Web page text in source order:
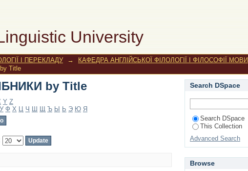
University
by Title
І ПЕРЕКЛАДУ → КАФЕДРА АНГЛІЙСЬКОЇ ФІЛОЛОГІЇ І ФІЛОСОФІЇ МОВИ
Title
by Title
Y Z
У Ф Х Ц Ч Ш Щ Ъ Ы Ь Э Ю Я
Search DSpace
Search DSpace
This Collection
Advanced Search
Browse